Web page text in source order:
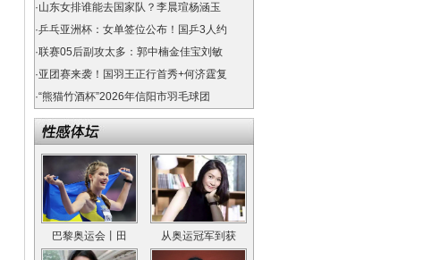
·山东女排谁能去国家队？李晨瑄杨涵玉
·乒乓亚洲杯：女单签位公布！国乒3人约
·联赛05后副攻太多：郭中楠金佳宝刘敏
·亚团赛来袭！国羽王正行首秀+何济霆复
·“熊猫竹酒杯”2026年信阳市羽毛球团
巴黎奥运会丨田 从奥运冠军到获